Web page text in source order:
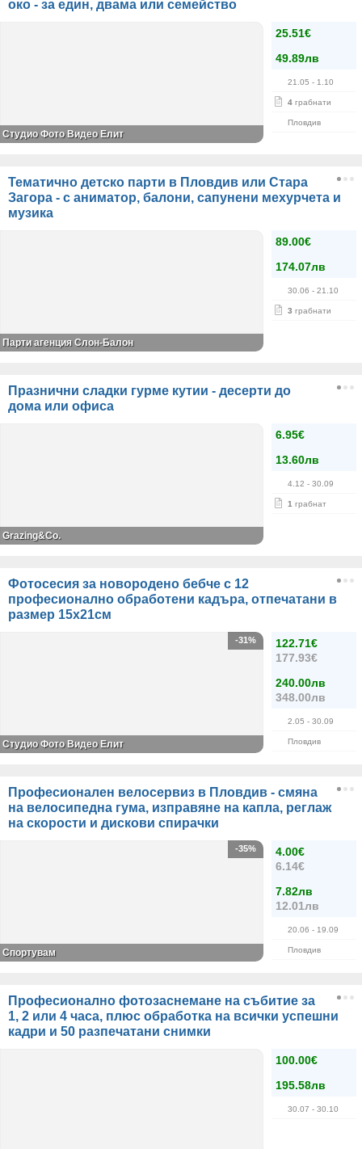
око - за един, двама или семейство
25.51€
49.89лв
21.05 - 1.10
4 грабнати
Пловдив
Студио Фото Видео Елит
Тематично детско парти в Пловдив или Стара
Загора - с аниматор, балони, сапунени мехурчета и
музика
89.00€
174.07лв
30.06 - 21.10
3 грабнати
Парти агенция Слон-Балон
Празнични сладки гурме кутии - десерти до
дома или офиса
6.95€
13.60лв
4.12 - 30.09
1 грабнат
Grazing&Co.
Фотосесия за новородено бебче с 12
професионално обработени кадъра, отпечатани в
размер 15х21см
122.71€
177.93€
240.00лв
348.00лв
2.05 - 30.09
Пловдив
-31%
Студио Фото Видео Елит
Професионален велосервиз в Пловдив - смяна
на велосипедна гума, изправяне на капла, реглаж
на скорости и дискови спирачки
4.00€
6.14€
7.82лв
12.01лв
20.06 - 19.09
Пловдив
-35%
Спортувам
Професионално фотозаснемане на събитие за
1, 2 или 4 часа, плюс обработка на всички успешни
кадри и 50 разпечатани снимки
100.00€
195.58лв
30.07 - 30.10